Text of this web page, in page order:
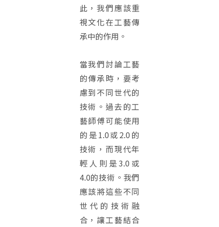
此，我們應該重
視文化在工藝傳
承中的作用。
當我們討論工藝
的傳承時，要考
慮到不同世代的
技術。過去的工
藝師傅可能使用
的是1.0或2.0的
技術，而現代年
輕人則是3.0或
4.0的技術。我們
應該將這些不同
世代的技術融
合，讓工藝結合